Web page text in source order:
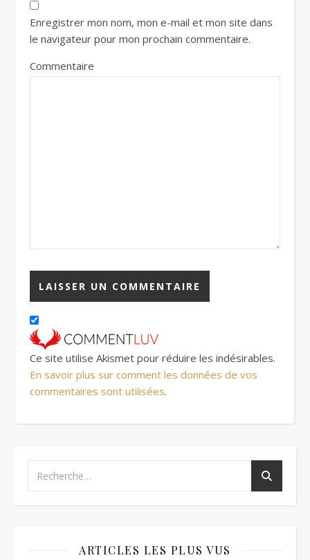
Enregistrer mon nom, mon e-mail et mon site dans
le navigateur pour mon prochain commentaire.
Commentaire
Ce site utilise Akismet pour réduire les indésirables.
En savoir plus sur comment les données de vos
commentaires sont utilisées.
ARTICLES LES PLUS VUS